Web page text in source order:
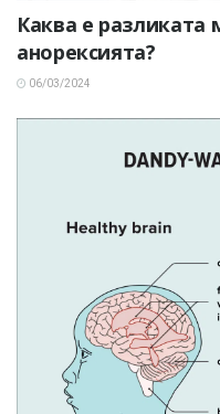
Каква е
анорексията?
06/03/2024